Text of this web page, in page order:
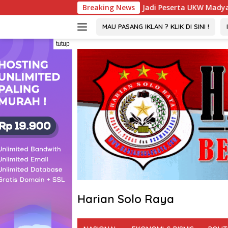
ke
Breaking News
Tahun Jadi Peserta UKW Madya Termuda dan Lolos
MAU PASANG IKLAN ? KLIK DI SINI !
tutup
Harian Solo Raya
Tegas